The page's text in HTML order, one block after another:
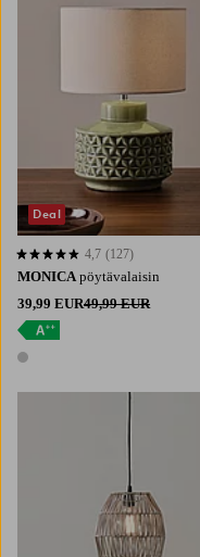
MONICA pöytävalaisin
39,99 EUR49,99 EUR
1 väri
4,7 perustuen 127 arvosanaan
4,7 (127)
Deal